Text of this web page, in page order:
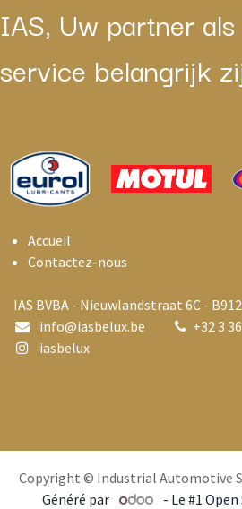
IAS, Uw partner
service belangrijk
Accueil
Contactez-nous
IAS BVBA - Nieuwlandstraat 6C -
info@iasbelux.be +32 3
iasbelux
Copyright © Industrial Automotive
Généré par - Le #1Open